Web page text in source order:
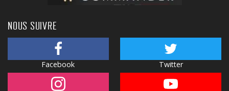
NOUS SUIVRE
Facebook Twitter